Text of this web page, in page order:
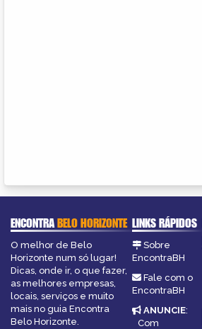
ENCONTRABELO HORIZONTE
O melhor de Belo
Horizonte num só lugar!
Dicas, onde ir, o que fazer,
as melhores empresas,
locais, serviços e muito
mais no guia Encontra
Belo Horizonte.
LINKS RÁPIDOS
Sobre
EncontraBH
Fale com o
EncontraBH
ANUNCIE:
Com